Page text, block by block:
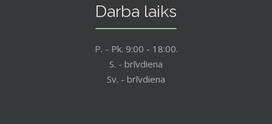
Darba laiks
P. - Pk. 9:00 - 18:00.
S. - brīvdiena
Sv. - brīvdiena